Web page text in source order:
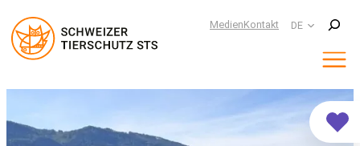
MedienKontakt DE
Suchen